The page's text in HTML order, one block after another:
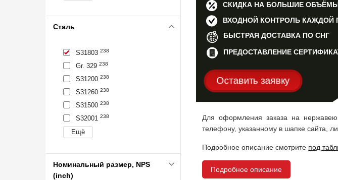
Сталь
S31803 238
Gr. 329 238
S31200 238
S31260 238
S31500 238
S32001 238
Номинальный размер, NPS
(inch)
СКИДКА НА БОЛЬШИЕ
ВХОДНОЙ КОНТРОЛЬ КАЖДОЙ
БЫСТРАЯ ДОСТАВКА ПО СНГ
ПРЕДОСТАВЛЕНИЕ
Оставить заявку
Для оформления заказа на
телефону, указанному в шапке сайта,
Подробное описание смотрите под
Подробное описание